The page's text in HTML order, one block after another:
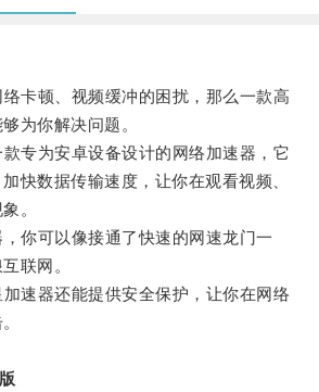
顿、视频缓冲的困扰，那么一款高
为你解决问题。
为安卓设备设计的网络加速器，它
快数据传输速度，让你在观看视频、
。
可以像接通了快速的网速龙门一
联网。
器还能提供安全保护，让你在网络